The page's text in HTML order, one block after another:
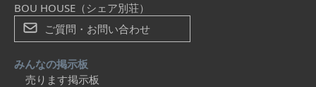
BOU HOUSE（シェア別荘）
ご質問・お問い合わせ
みんなの掲示板
売ります掲示板